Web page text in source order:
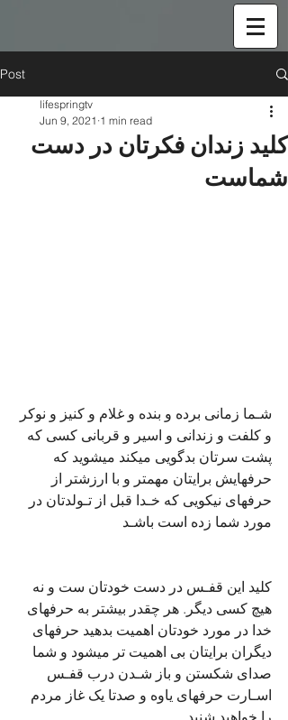
Post
کلید زندان فکرتان در دست
شماست
lifespringtv
Jun 9, 2021 1 min read
شـما زمانی برده و بنده و غلام و کنیز و نوکر
و کلفت و زندانی و اسیر و قربانی کسی که
پشت سرتان بدگویی میکند میشوید که
حرفهایش برایتان مهمتر و با ارزشتر از
حرفهای نیکویی که خـدا قبل از تـولدتان در
مورد شما زده است باشـد
کلید این قفـس در دست خودتان ست و نه
هیچ کسی دیگر. هر چقدر بیشتر به حرفهای
خدا در مورد خودتان اهمیت بدهید حرفهای
دیگران برایتان بی اهمیت تر میشود و شما
صدای شکستن و باز شـدن درب قفـس
اسـارت حرفهای یاوه و صدتا یک غاز مردم